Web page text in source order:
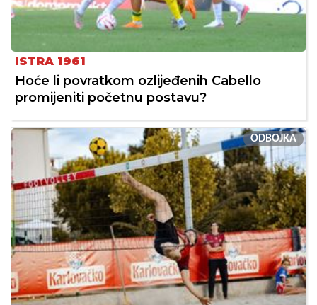
ISTRA 1961
Hoće li povratkom ozlijeđenih Cabello
promijeniti početnu postavu?
ODBOJKA